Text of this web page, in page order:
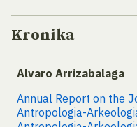
Kronika
Alvaro Arrizabalaga
Annual Report on the
Antropologia-